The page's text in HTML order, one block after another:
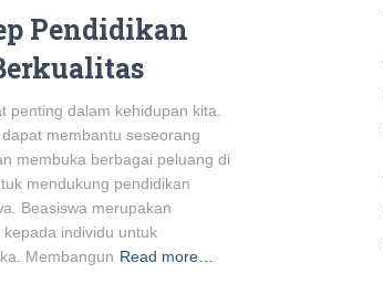
Pendidikan
penting dalam kehidupan kita.
membantu seseorang
membuka berbagai peluang di
mendukung pendidikan
Beasiswa merupakan
individu untuk
Membangun Read more…